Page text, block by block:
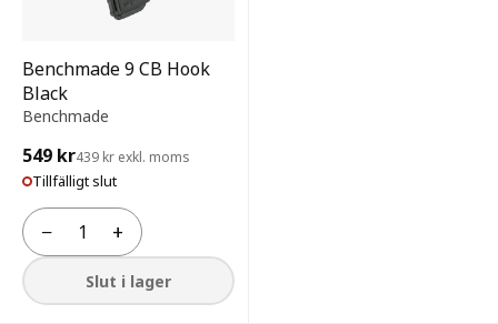
Benchmade 9 CB Hook
Black
Benchmade
549 kr439 kr exkl. moms
Tillfälligt slut
−
Antal +
Slut i lager